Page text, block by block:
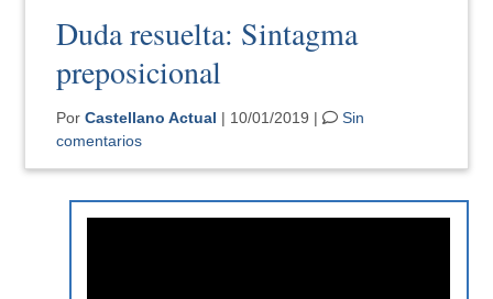
Duda resuelta: Sintagma
preposicional
PorCastellano Actual | 10/01/2019 |
Sin
comentarios